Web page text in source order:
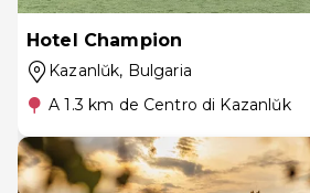
Hotel Champion
Kazanlŭk, Bulgaria
A 1.3 km de Centro di Kazanlŭk